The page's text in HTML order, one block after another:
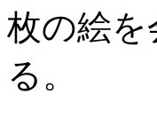
枚の絵
る。